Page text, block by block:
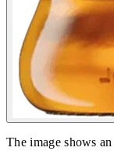
The image shows